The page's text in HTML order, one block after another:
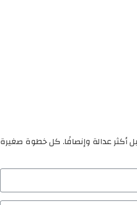
أكثر عدالة وإنصافًا. كل خطوة صغيرة